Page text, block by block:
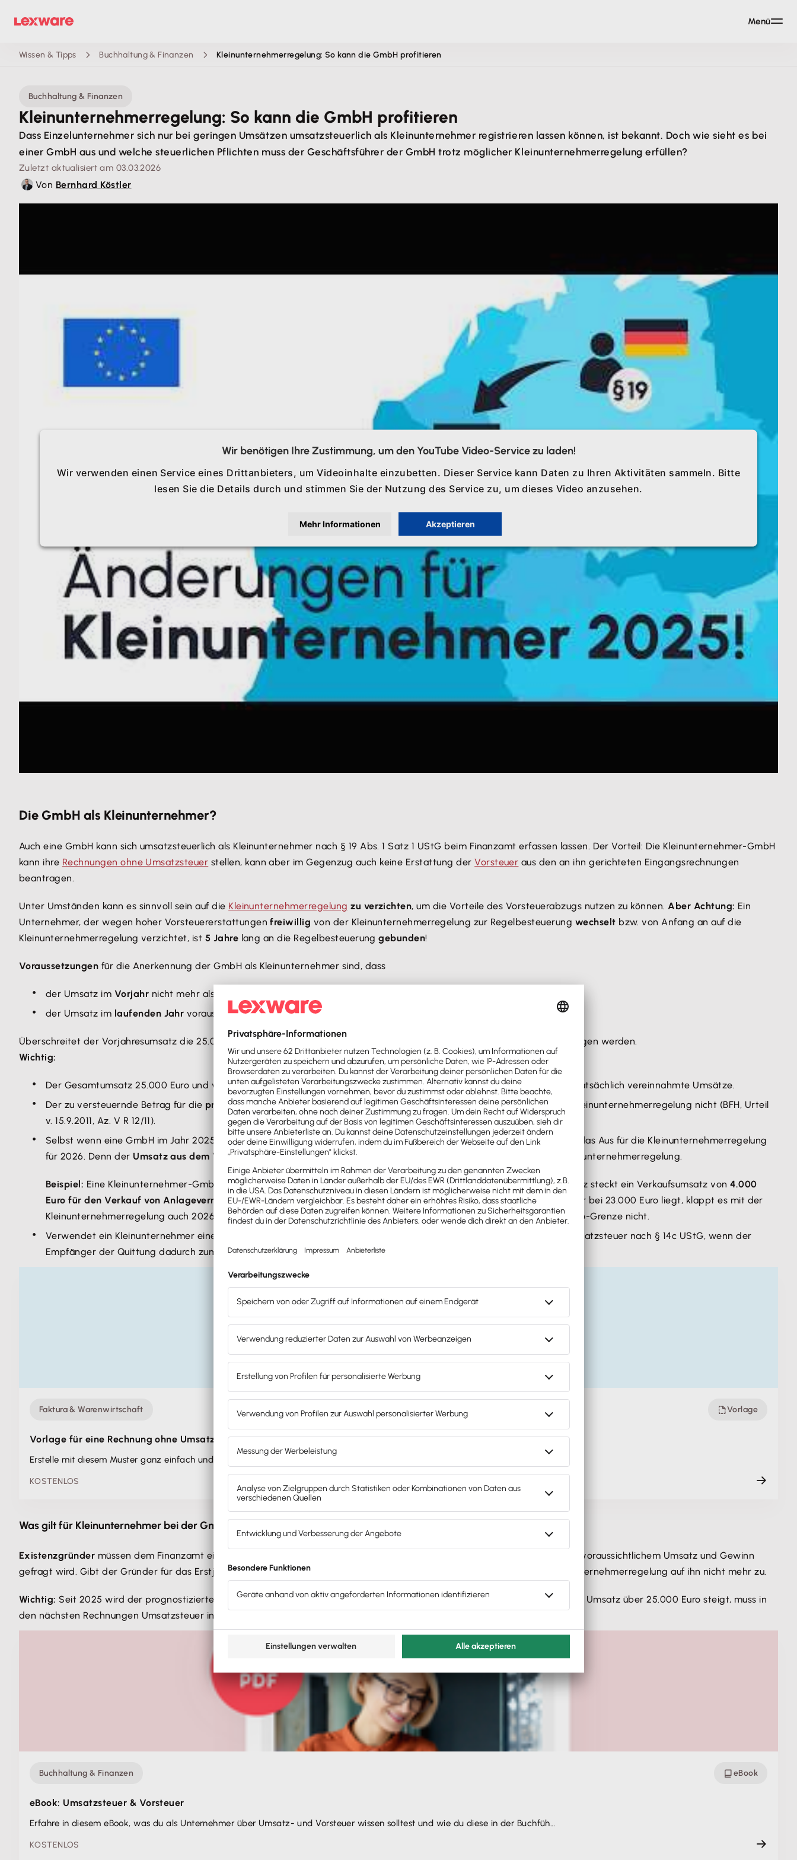
Wissen & Tipps Buchhaltung & Finanzen Kleinunternehmerregelung: So kann die GmbH profitieren
Buchhaltung & Finanzen
Kleinunternehmerregelung: So kann die GmbH profitieren
Dass Einzelunternehmer sich nur bei geringen Umsätzen umsatzsteuerlich als Kleinunternehmer registrieren lassen können, ist bekannt. Doch wie sieht es bei
einer GmbH aus und welche steuerlichen Pflichten muss der Geschäftsführer der GmbH trotz möglicher Kleinunternehmerregelung erfüllen?
Zuletzt aktualisiert am 03.03.2026
Von Bernhard Köstler
Wir benötigen Ihre Zustimmung, um den YouTube Video-Service zu laden!
Wir verwenden einen Service eines Drittanbieters, um Videoinhalte einzubetten. Dieser Service kann Daten zu Ihren Aktivitäten sammeln. Bitte
lesen Sie die Details durch und stimmen Sie der Nutzung des Service zu, um dieses Video anzusehen.
Mehr Informationen Akzeptieren
Die GmbH als Kleinunternehmer?
Auch eine GmbH kann sich umsatzsteuerlich als Kleinunternehmer nach § 19 Abs. 1 Satz 1 UStG beim Finanzamt erfassen lassen. Der Vorteil: Die Kleinunternehmer-GmbH
kann ihre Rechnungen ohne Umsatzsteuer stellen, kann aber im Gegenzug auch keine Erstattung derVorsteuer aus den an ihn gerichteten Eingangsrechnungen
beantragen.
Unter Umständen kann es sinnvoll sein auf die Kleinunternehmerregelung zu verzichten, um die Vorteile des Vorsteuerabzugs nutzen zu können.Aber Achtung: Ein
Unternehmer, der wegen hoher Vorsteuererstattungenfreiwillig von der Kleinunternehmerregelung zur Regelbesteuerung wechselt bzw. von Anfang an auf die
Kleinunternehmerregelung verzichtet, ist 5 Jahre lang an die Regelbesteuerunggebunden!
Voraussetzungen für die Anerkennung der GmbH als Kleinunternehmer sind, dass
der Umsatz im Vorjahr nicht mehr als
der Umsatz im laufenden Jahr voraussichtlich nicht mehr als100.000 Euro (bis 2024: 50.000 Euro) betragen wird.
Überschreitet der Vorjahresumsatz die 25.000 Euro-Grenze, muss ab diesem Zeitpunkt direkt zur Regelbesteuerung übergangen werden.
Wichtig:
Der Gesamtumsatz 25.000 Euro und voraussichtlich 100.000 Euro bezieht sich auf denIst-Brutto-Umsatz, also nur auf tatsächlich vereinnahmte Umsätze.
Der zu versteuernde Betrag für die private Nutzung einesFirmenwagenserhöht den Gesamtumsatz im Rahmen der Kleinunternehmerregelung nicht (BFH, Urteil
v. 15.9.2011, Az. V R 12/11).
Selbst wenn eine GmbH im Jahr 2025 die 25.000 Euro-Grenze leicht überschritten hat, bedeutet das noch lange nicht das Aus für die Kleinunternehmerregelung
für 2026. Denn der Umsatz aus dem Verkauf von Anlagevermögenrechnet nicht zum Gesamtumsatz im Sinn der Kleinunternehmerregelung.
Beispiel: Eine Kleinunternehmer-GmbH ermittelt für 2025 einen Umsatz von 27.000 Euro. Doch in diesem Gesamtumsatz steckt ein Verkaufsumsatz von 4.000
Euro für den Verkauf von Anlagevermögen. Da der Umsatz von 2025 im Sinne der Kleinunternehmerregelung somit nur bei 23.000 Euro liegt, klappt es mit der
Kleinunternehmerregelung auch 2026 – vorausgesetzt der voraussichtliche Umsatz 2026 überschreitet die 100.000 Euro-Grenze nicht.
Verwendet ein Kleinunternehmer einen
, in dem steht „inklusive 19 % Umsatzsteuer“, schuldet er die Umsatzsteuer nach § 14c UStG, wenn der
Empfänger der Quittung dadurch zum Vorsteuerabzug berechtigt ist.
Faktura & Warenwirtschaft Vorlage
Vorlage für eine Rechnung ohne Umsatzsteuer
Erstelle mit diesem Muster ganz einfach und schnell Rechnungen ohne Umsatzsteuer.
KOSTENLOS
Was gilt für Kleinunternehmer bei der GmbH-Gründung?
Existenzgründer müssen dem Finanzamt einen ausgefüllten Gründerfragebogen übermitteln, in dem der Gründer nach dem voraussichtlichem Umsatz und Gewinn
gefragt wird. Gibt der Gründer für das Erstjahr einen voraussichtlichen Umsatz von mehr als 25.000 Euro an, trifft die Kleinunternehmerregelung auf ihn nicht mehr zu.
Wichtig: Seit 2025 wird der prognostizierte Umsatz nicht mehr auf 12 Monate hochgerechnet. Ab dem Zeitpunkt, ab dem der Umsatz über 25.000 Euro steigt, muss in
den nächsten Rechnungen Umsatzsteuer in der Rechnung ausgewiesen werden.
Buchhaltung & Finanzen eBook
eBook: Umsatzsteuer & Vorsteuer
Erfahre in diesem eBook, was du als Unternehmer über Umsatz- und Vorsteuer wissen solltest und wie du diese in der Buchfüh…
KOSTENLOS
Menü